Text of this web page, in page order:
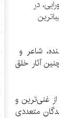
در
شاعر و
آثار خلق
غنی‌ترین و
متعددی